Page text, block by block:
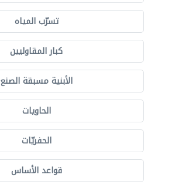
تسرّب المياه
كبار المقاوليين
الأبنية مسبقة الصنع
الحاويات
الحفريّات
قواعد الأساس